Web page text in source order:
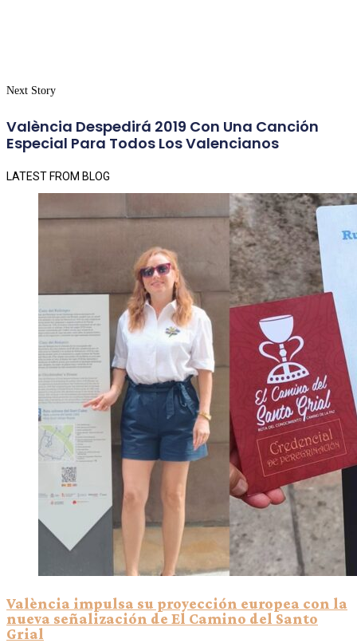
Next Story
València Despedirá 2019 Con Una Canción
Especial Para Todos Los Valencianos
LATEST FROM BLOG
València impulsa su proyección europea con la
nueva señalización de El Camino del Santo
Grial